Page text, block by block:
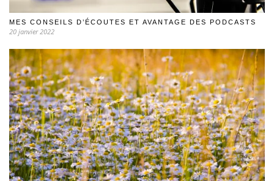
MES CONSEILS D’ÉCOUTES ET AVANTAGE DES PODCASTS
20 janvier 2022